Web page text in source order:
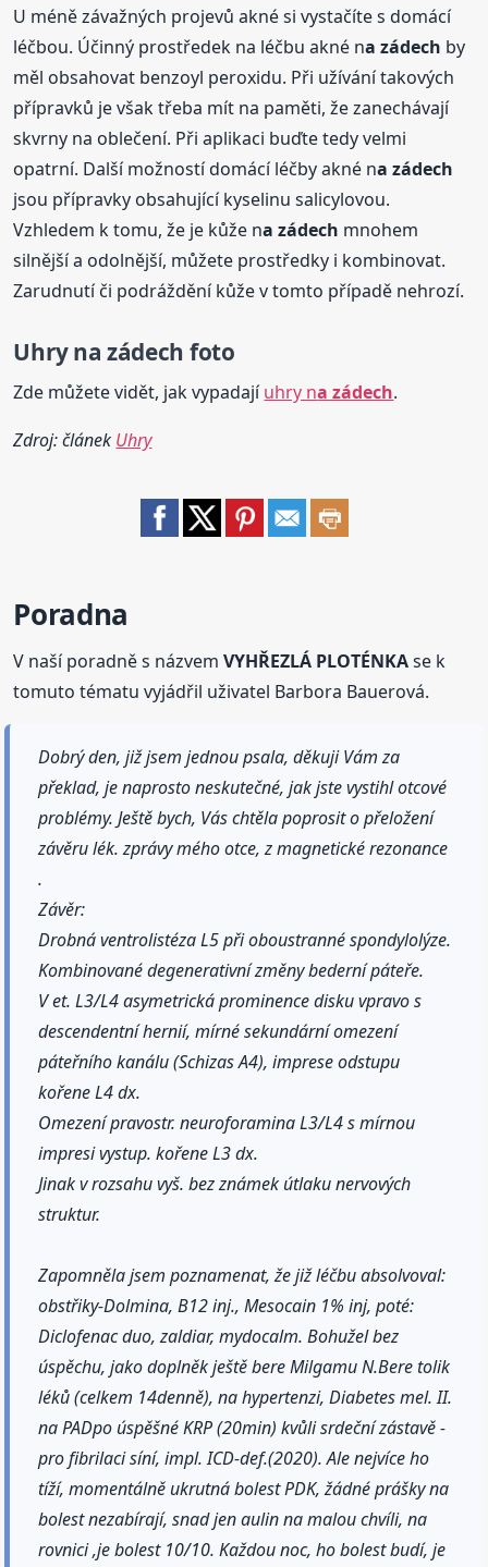
U méně závažných projevů akné si vystačíte s domácí
léčbou. Účinný prostředek na léčbu akné na zádech by
měl obsahovat benzoyl peroxidu. Při užívání takových
přípravků je však třeba mít na paměti, že zanechávají
skvrny na oblečení. Při aplikaci buďte tedy velmi
opatrní. Další možností domácí léčby akné na zádech
jsou přípravky obsahující kyselinu salicylovou.
Vzhledem k tomu, že je kůže na zádech mnohem
silnější a odolnější, můžete prostředky i kombinovat.
Zarudnutí či podráždění kůže v tomto případě nehrozí.
Uhry na zádech foto
Zde můžete vidět, jak vypadajíuhry na zádech.
Zdroj: článek Uhry
Poradna
V naší poradně s názvemVYHŘEZLÁ PLOTÉNKAse k
tomuto tématu vyjádřil uživatel Barbora Bauerová.
Dobrý den, již jsem jednou psala, děkuji Vám za
překlad, je naprosto neskutečné, jak jste vystihl otcové
problémy. Ještě bych, Vás chtěla poprosit o přeložení
závěru lék. zprávy mého otce, z magnetické rezonance
.
Závěr:
Drobná ventrolistéza L5 při oboustranné spondylolýze.
Kombinované degenerativní změny bederní páteře.
V et. L3/L4 asymetrická prominence disku vpravo s
descendentní hernií, mírné sekundární omezení
páteřního kanálu (Schizas A4), imprese odstupu
kořene L4 dx.
Omezení pravostr. neuroforamina L3/L4 s mírnou
impresi vystup. kořene L3 dx.
Jinak v rozsahu vyš. bez známek útlaku nervových
struktur.
Zapomněla jsem poznamenat, že již léčbu absolvoval:
obstřiky-Dolmina, B12 inj., Mesocain 1% inj, poté:
Diclofenac duo, zaldiar, mydocalm. Bohužel bez
úspěchu, jako doplněk ještě bere Milgamu N.Bere tolik
léků (celkem 14denně), na hypertenzi, Diabetes mel. II.
na PADpo úspěšné KRP (20min) kvůli srdeční zástavě -
pro fibrilaci síní, impl. ICD-def.(2020). Ale nejvíce ho
tíží, momentálně ukrutná bolest PDK, žádné prášky na
bolest nezabírají, snad jen aulin na malou chvíli, na
rovnici ,je bolest 10/10. Každou noc, ho bolest budí, je